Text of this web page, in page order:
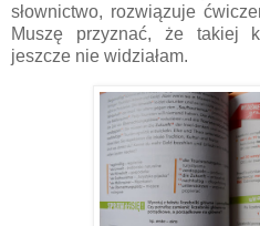
słownictwo, rozwiązuje
Muszę przyznać, że takiej
jeszcze nie widziałam.